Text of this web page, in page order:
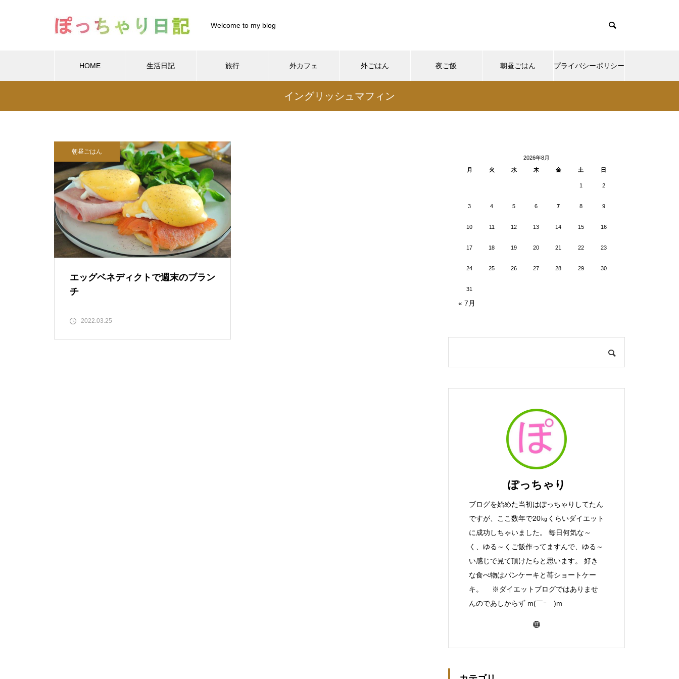
Welcome to my blog
HOME 生活日記 旅行 外カフェ 外ごはん 夜ご飯 朝昼ごはん プライバシーポリシー
/home/xs899844/pocharinikki.com/public_html/wp-content/themes/muum_tcd085/functions/menu.php
content/themes/muum_tcd085/functions/menu.php
イングリッシュマフィン
朝昼ごはん
エッグベネディクトで週末のブラン
チ
2022.03.25
2026年8月
月
火 水 木 金 土 日
1 2
3 4 5 6 7 8 9
10 11 12 13 14 15 16
17 18 19 20 21 22 23
24 25 26 27 28 29 30
31
« 7月
ぽっちゃり
ブログを始めた当初はぽっちゃりしてたん
ですが、ここ数年で20㎏くらいダイエット
に成功しちゃいました。 毎日何気な～
く、ゆる～くご飯作ってますんで、ゆる～
い感じで見て頂けたらと思います。 好き
な食べ物はパンケーキと苺ショートケー
キ。 ※ダイエットブログではありませ
んのであしからず m(￣ｰ￣)m